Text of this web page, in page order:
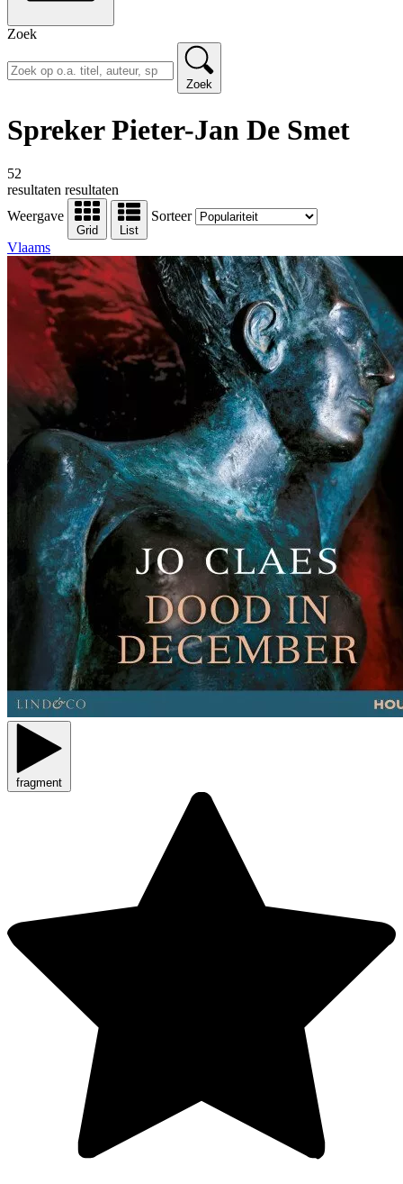
Zoek
Zoek
Spreker Pieter-Jan De Smet
52
resultaten resultaten
Weergave
Grid List
Sorteer
Vlaams
fragment